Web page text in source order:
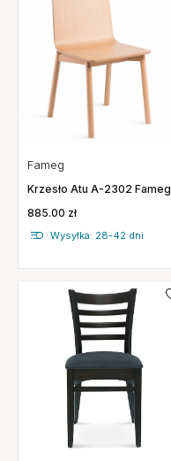
Fameg
Krzesło Atu A-2302 Fameg
885.00 zł
Wysyłka: 28-42 dni